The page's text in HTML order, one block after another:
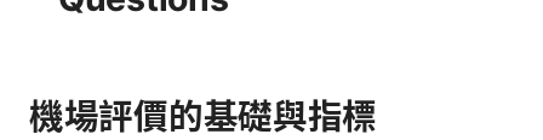
機場評價的基礎與指標